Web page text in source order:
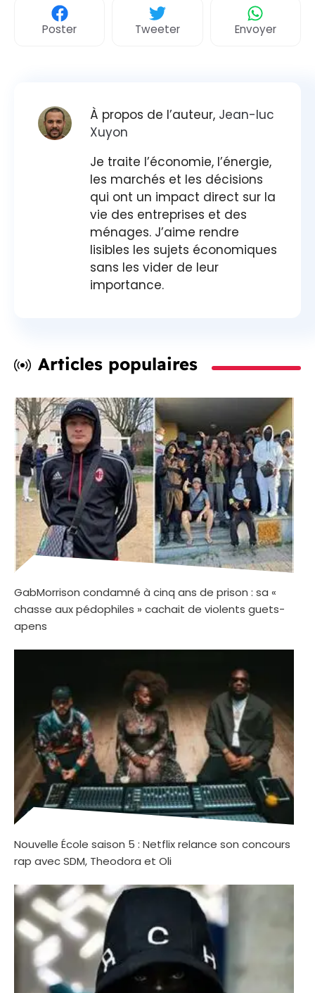
Poster Tweeter Envoyer
À propos de l’auteur, Jean-luc
Xuyon
Je traite l’économie, l’énergie,
les marchés et les décisions
qui ont un impact direct sur la
vie des entreprises et des
ménages. J’aime rendre
lisibles les sujets économiques
sans les vider de leur
importance.
Articles populaires
GabMorrison condamné à cinq ans de prison : sa «
chasse aux pédophiles » cachait de violents guets-
apens
Nouvelle École saison 5 : Netflix relance son concours
rap avec SDM, Theodora et Oli